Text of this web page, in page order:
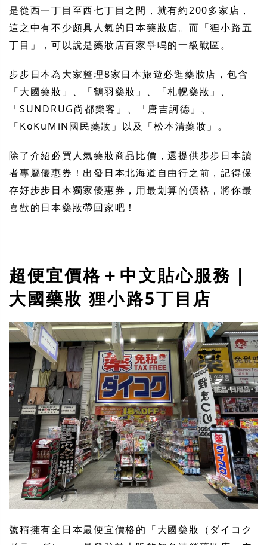
是從西一丁目至西七丁目之間，就有約200多家店，
這之中有不少頗具人氣的日本藥妝店。而「狸小路五
丁目」，可以說是藥妝店百家爭鳴的一級戰區。
步步日本為大家整理8家日本旅遊必逛藥妝店，包含
「大國藥妝」、「鶴羽藥妝」、「札幌藥妝」、
「SUNDRUG尚都樂客」、「唐吉訶德」、
「KoKuMiN國民藥妝」以及「松本清藥妝」。
除了介紹必買人氣藥妝商品比價，還提供步步日本讀
者專屬優惠券！出發日本北海道自由行之前，記得保
存好步步日本獨家優惠券，用最划算的價格，將你最
喜歡的日本藥妝帶回家吧！
超便宜價格＋中文貼心服務｜
大國藥妝 狸小路5丁目店
號稱擁有全日本最便宜價格的「大國藥妝（ダイコク